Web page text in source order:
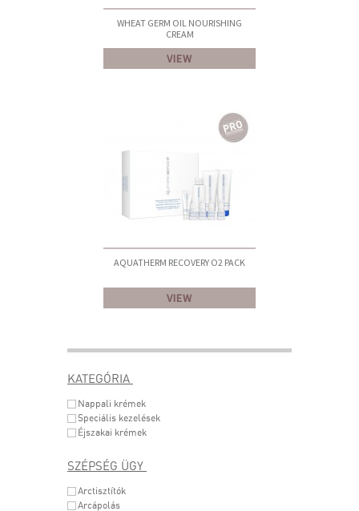
WHEAT GERM OIL NOURISHING
CREAM
VIEW
AQUATHERM RECOVERY O2 PACK
VIEW
KATEGÓRIA
Nappali krémek
Speciális kezelések
Éjszakai krémek
SZÉPSÉG ÜGY
Arctisztítók
Arcápolás